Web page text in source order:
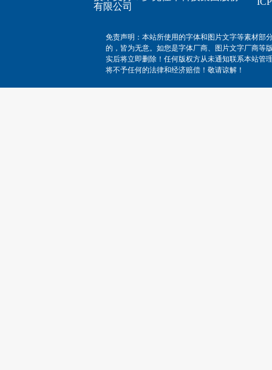
有限公司
免责声明：本站所使用的字体和图片文字等素材部
的，皆为无意。如您是字体厂商、图片文字厂商等
实后将立即删除！任何版权方从未通知联系本站管
将不予任何的法律和经济赔偿！敬请谅解！